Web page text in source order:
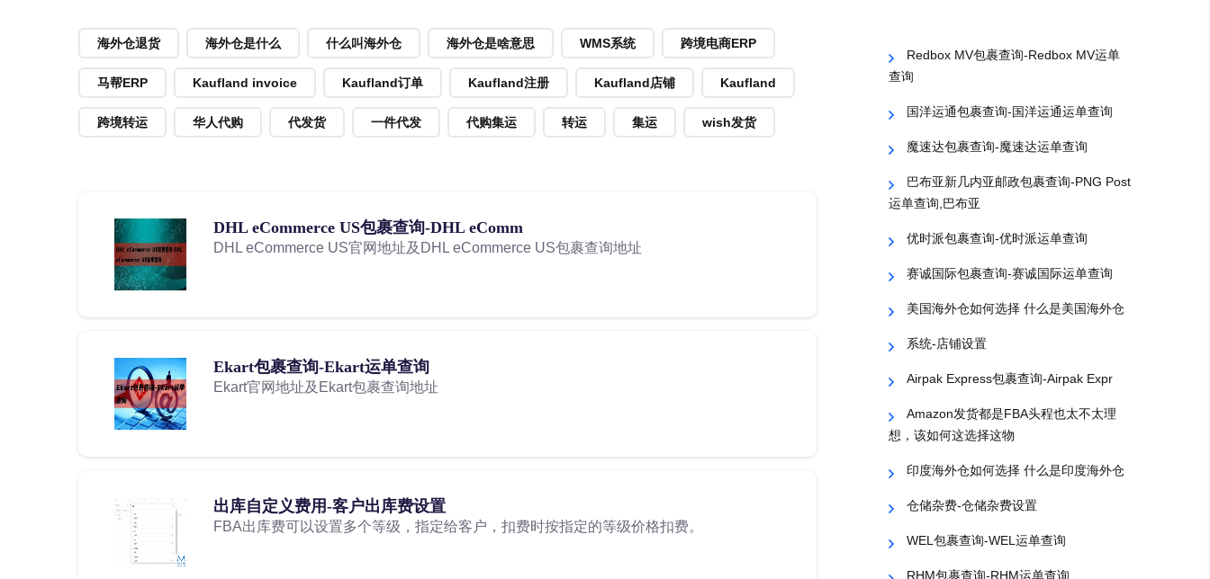
海外仓退货 海外仓是什么 什么叫海外仓 海外仓是啥意思 WMS系统 跨境电商ERP
马帮ERP Kaufland invoice Kaufland订单 Kaufland注册 Kaufland店铺 Kaufland
跨境转运 华人代购 代发货 一件代发 代购集运 转运 集运 wish发货
DHL eCommerce US包裹查询-DHL eComm
DHL eCommerce US官网地址及DHL eCommerce US包裹查询地址
Ekart包裹查询-Ekart运单查询
Ekart官网地址及Ekart包裹查询地址
出库自定义费用-客户出库费设置
FBA出库费可以设置多个等级，指定给客户，扣费时按指定的等级价格扣费。
Redbox MV包裹查询-Redbox MV运单
查询
国洋运通包裹查询-国洋运通运单查询
魔速达包裹查询-魔速达运单查询
巴布亚新几内亚邮政包裹查询-PNG Post
运单查询,巴布亚
优时派包裹查询-优时派运单查询
赛诚国际包裹查询-赛诚国际运单查询
美国海外仓如何选择 什么是美国海外仓
系统-店铺设置
Airpak Express包裹查询-Airpak Expr
Amazon发货都是FBA头程也太不太理
想，该如何这选择这物
印度海外仓如何选择 什么是印度海外仓
仓储杂费-仓储杂费设置
WEL包裹查询-WEL运单查询
RHM包裹查询-RHM运单查询